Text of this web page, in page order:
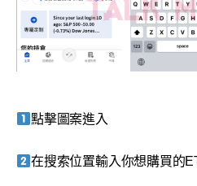
點擊圖案進入
在搜索位置輸入你想購買的